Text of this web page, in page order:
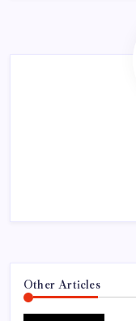
Other Articles